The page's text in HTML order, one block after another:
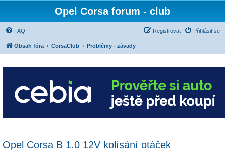
Opel Corsa forum - club
FAQ Přihlásit se
Registrovat
Obsah fóra CorsaClub Problémy - závady
Opel Corsa B 1.0 12V kolísání otáček